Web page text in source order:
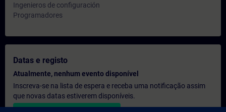
Ingenieros de configuración
Programadores
Datas e registo
Atualmente, nenhum evento disponível
Inscreva-se na lista de espera e receba uma notificação assim
que novas datas estiverem disponíveis.